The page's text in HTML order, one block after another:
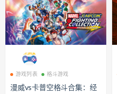
游戏列表 格斗游戏
漫威vs卡普空格斗合集：经